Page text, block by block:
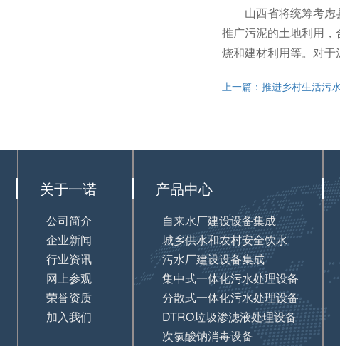
山西省将统筹考虑县
推广污泥的土地利用
烧和建材利用等。对于
上一篇：推进乡村生活污
关于一诺
公司简介
企业新闻
行业资讯
网上参观
荣誉资质
加入我们
产品中心
自来水厂建设设备集成
城乡供水和农村安全饮水
污水厂建设设备集成
集中式一体化污水处理设备
分散式一体化污水处理设备
DTRO垃圾渗滤液处理设备
次氯酸钠消毒设备